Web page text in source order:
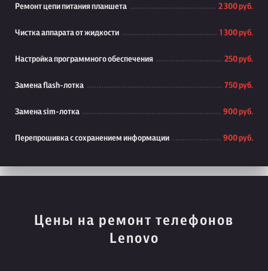
Ремонт цепи питания планшета 2 300 руб.
Чистка аппарата от жидкости 1 300 руб.
Настройка программного обеспечения 250 руб.
Замена flash-лотка 750 руб.
Замена sim-лотка 900 руб.
Перепрошивка с сохранением информации 900 руб.
Цены на ремонт телефонов
Lenovo